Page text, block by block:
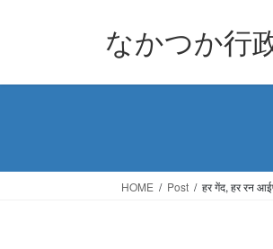
なかつか行
HOME Post हर गेंद, हर रन